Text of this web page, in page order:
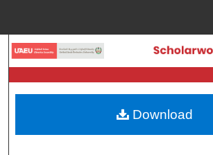
Search
Browse Collections
My Account
Download